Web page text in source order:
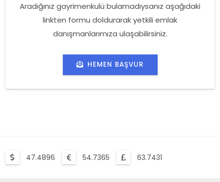
Aradığınız gayrimenkulü bulamadıysanız aşağıdaki
linkten formu doldurarak yetkili emlak
danışmanlarımıza ulaşabilirsiniz.
HEMEN BAŞVUR
47.4896 54.7365 63.7431